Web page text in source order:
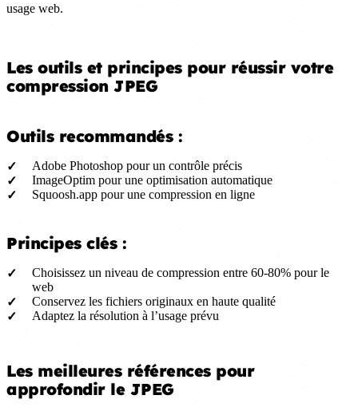
usage web.
Les outils et principes pour réussir votre
compression JPEG
Outils recommandés :
Adobe Photoshop pour un contrôle précis
ImageOptim pour une optimisation automatique
Squoosh.app pour une compression en ligne
Principes clés :
Choisissez un niveau de compression entre 60-80% pour le
web
Conservez les fichiers originaux en haute qualité
Adaptez la résolution à l’usage prévu
Les meilleures références pour
approfondir le JPEG